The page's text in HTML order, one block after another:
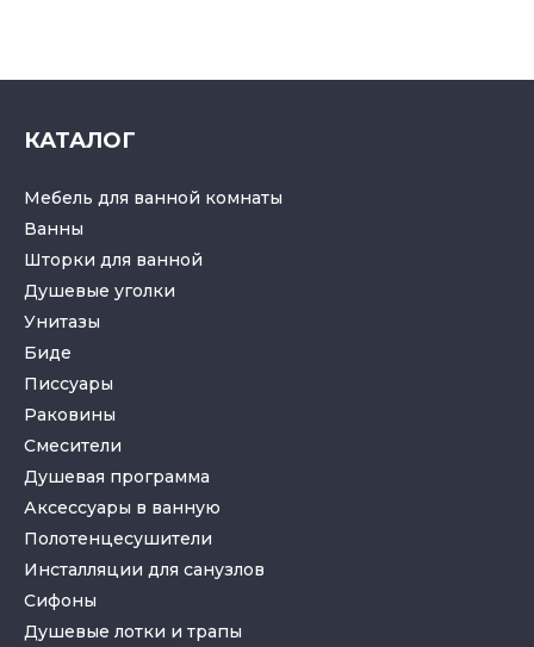
КАТАЛОГ
Мебель для ванной комнаты
Ванны
Шторки для ванной
Душевые уголки
Унитазы
Биде
Писсуары
Раковины
Смесители
Душевая программа
Аксессуары в ванную
Полотенцесушители
Инсталляции для санузлов
Cифоны
Душевые лотки и трапы